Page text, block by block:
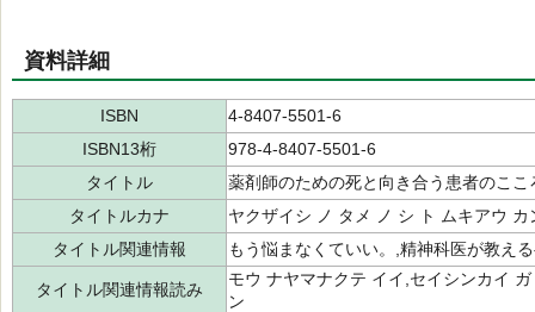
資料詳細
ISBN
4-8407-5501-6
ISBN13桁
978-4-8407-5501-6
タイトル
薬剤師のための死と向き合う患者のここ
タイトルカナ
ヤクザイシ ノ タメ ノ シ ト ムキアウ
タイトル関連情報
もう悩まなくていい。,精神科医が教え
タイトル関連情報読み
モウ ナヤマナクテ イイ,セイシンカイ
ン